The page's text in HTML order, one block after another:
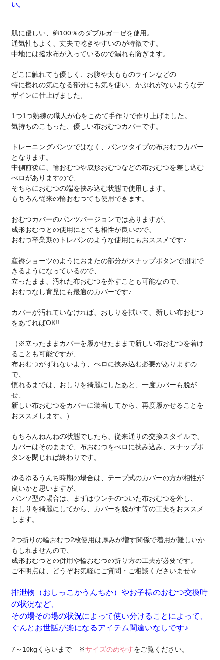
い。
肌に優しい、綿100％のダブルガーゼを使用。
通気性もよく、丈夫で乾きやすいのが特徴です。
中地には撥水布が入っているので漏れも防ぎます。
どこに触れても優しく、お腹や太もものラインなどの
特に擦れの気になる部分にも気を使い、かぶれがないようなデ
ザインに仕上げました。
1つ1つ熟練の職人が心をこめて手作りで作り上げました。
気持ちのこもった、優しい布おむつカバーです。
トレーニングパンツではなく、パンツタイプの布おむつカバー
となります。
中側前後に、輪おむつや成形おむつなどの布おむつを差し込む
べロがありますので、
そちらにおむつの端を挟み込む状態で使用します。
もちろん従来の輪おむつでも使用できます。
おむつカバーのパンツバージョンではありますが、
成形おむつとの使用にとても相性が良いので、
おむつ卒業期のトレパンのような使用にもおススメです♪
産褥ショーツのようにおまたの部分がスナップボタンで開閉で
きるようになっているので、
立ったまま、汚れた布おむつを外すことも可能なので、
おむつなし育児にも最適のカバーです♪
カバーが汚れていなければ、おしりを拭いて、新しい布おむつ
をあてればOK!!
（※立ったままカバーを履かせたままで新しい布おむつを着け
ることも可能ですが、
布おむつがずれないよう、べロに挟み込む必要がありますの
で、
慣れるまでは、おしりを綺麗にしたあと、一度カバーも脱が
せ、
新しい布おむつをカバーに装着してから、再度履かせることを
おススメします。）
もちろんねんねの状態でしたら、従来通りの交換スタイルで、
カバーはそのままで、布おむつをべロに挟み込み、スナップボ
タンを閉じれば終わりです。
ゆるゆるうんち時期の場合は、テープ式のカバーの方が相性が
良いかと思いますが、
パンツ型の場合は、まずはウンチのついた布おむつを外し、
おしりを綺麗にしてから、カバーを脱がす等の工夫をおススメ
します。
2つ折りの輪おむつ2枚使用は厚みが増す関係で着用が難しいか
もしれませんので、
成形おむつとの併用や輪おむつの折り方の工夫が必要です。
ご不明点は、どうぞお気軽にご質問・ご相談くださいませ☆
排泄物（おしっこかうんちか）やお子様のおむつ交換時
の状況など、
その場その場の状況によって使い分けることによって、
ぐんとお世話が楽になるアイテム間違いなしです♪
7～10kgくらいまで ※サイズのめやすをご覧ください。